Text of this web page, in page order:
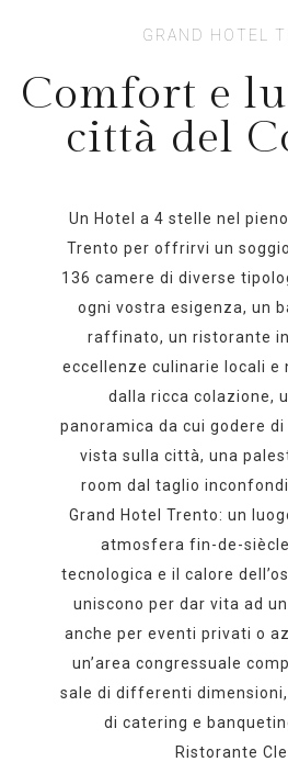
GRAND HOTEL
Comfort e
città del
Un Hotel a 4 stelle nel
Trento per offrirvi un
136 camere di diverse
ogni vostra esigenza, un
raffinato, un ristorante
eccellenze culinarie locali e
dalla ricca colazione,
panoramica da cui godere di
vista sulla città, una
room dal taglio
Grand Hotel Trento: un
atmosfera fin-de-
tecnologica e il calore
uniscono per dar vita ad
anche per eventi privati o
un’area congressuale
sale di differenti
di catering e
Ristorante